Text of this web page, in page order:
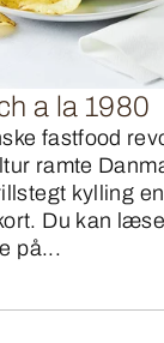
a la 1980
fastfood
ramte
kylling
Du kan
på...